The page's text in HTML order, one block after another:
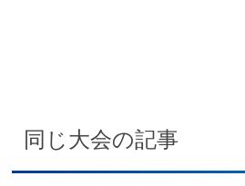
同じ大会の記事